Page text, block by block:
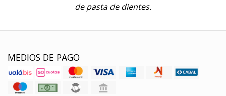
de pasta de dientes.
MEDIOS DE PAGO